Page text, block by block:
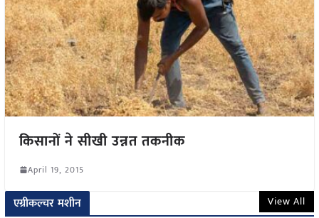
किसानों ने सीखी उन्नत तकनीक
April 19, 2015
एग्रीकल्चर मशीन View All